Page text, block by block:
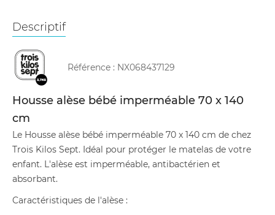
Descriptif
Référence : NX068437129
Housse alèse bébé imperméable 70 x 140
cm
Le Housse alèse bébé imperméable 70 x 140 cm de chez
Trois Kilos Sept. Idéal pour protéger le matelas de votre
enfant. L'alèse est imperméable, antibactérien et
absorbant.
Caractéristiques de l'alèse :